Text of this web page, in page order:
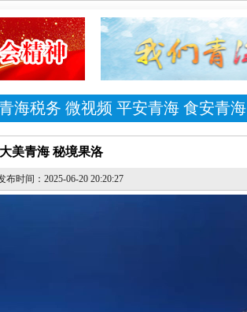
海税务 微视频 平安青海 食安青海
美青海 秘境果洛
布时间：2025-06-20 20:20:27